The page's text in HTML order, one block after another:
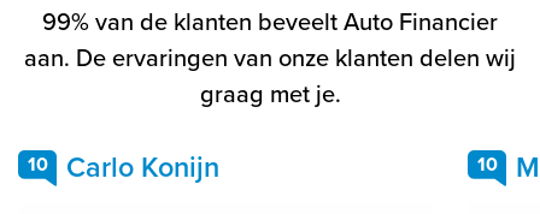
99% van de klanten beveelt Auto Financier
aan. De ervaringen van onze klanten delen wij
graag met je.
10 Carlo Konijn 10